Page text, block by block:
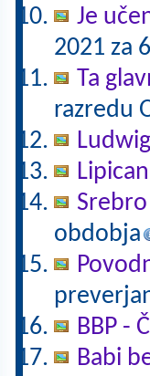
Je
2021 za
Ta
razredu
obdobja
BBP -
Babi